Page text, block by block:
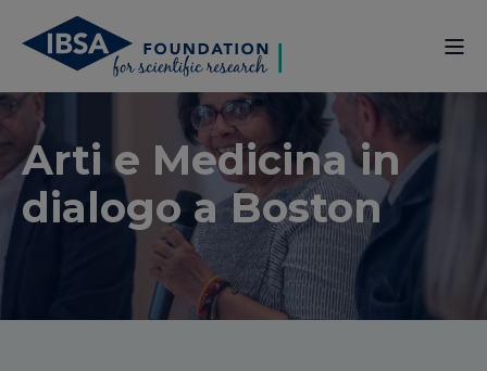
Arti e Medicina in
dialogo a Boston